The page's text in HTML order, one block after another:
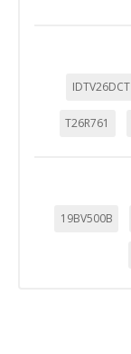
IDTV26DCT
T26R761
19BV500B